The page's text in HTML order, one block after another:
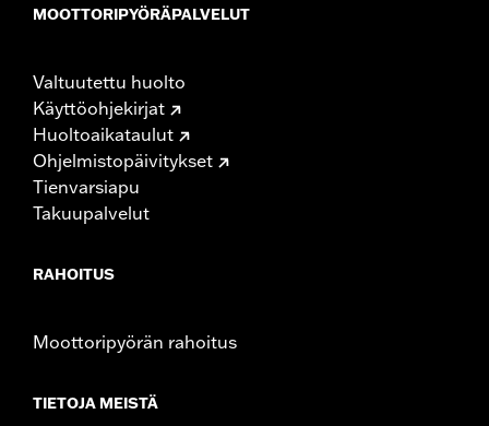
MOOTTORIPYÖRÄPALVELUT
Valtuutettu huolto
Käyttöohjekirjat
Huoltoaikataulut
Ohjelmistopäivitykset
Tienvarsiapu
Takuupalvelut
RAHOITUS
Moottoripyörän rahoitus
TIETOJA MEISTÄ